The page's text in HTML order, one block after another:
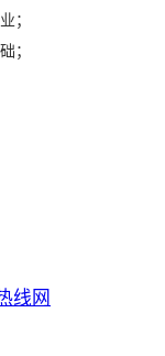
；
；
线网